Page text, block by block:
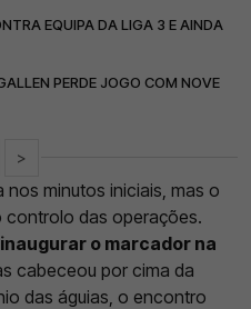
EQUIPA DA LIGA 3 E AINDA
PERDE JOGO COM NOVE
>
nos minutos iniciais, mas o
controlo das operações.
o marcador na
cabeceou por cima da
das águias, o encontro